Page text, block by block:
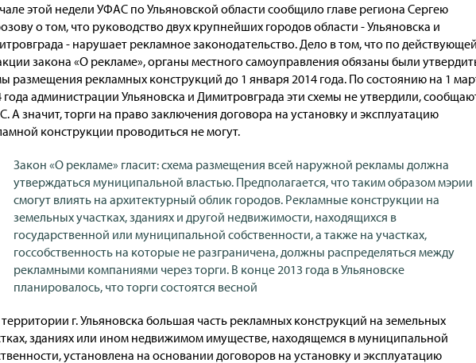
этой недели УФАС по Ульяновской области сообщило главе региона Сергею
о том, что руководство двух крупнейших городов области - Ульяновска и
- нарушает рекламное законодательство. Дело в том, что по
закона «О рекламе», органы местного самоуправления обязаны были
размещения рекламных конструкций до 1 января 2014 года. По состоянию на 1
года администрации Ульяновска и Димитровграда эти схемы не утвердили,
А значит, торги на право заключения договора на установку и эксплуатацию
конструкции проводиться не могут.
Закон «О рекламе» гласит: схема размещения всей наружной рекламы должна
утверждаться муниципальной властью. Предполагается, что таким образом мэрии
смогут влиять на архитектурный облик городов. Рекламные конструкции на
земельных участках, зданиях и другой недвижимости, находящихся в
государственной или муниципальной собственности, а также на участках,
госсобственность на которые не разграничена, должны распределяться между
рекламными компаниями через торги. В конце 2013 года в Ульяновске
планировалось, что торги состоятся весной
г. Ульяновска большая часть рекламных конструкций на земельных
зданиях или ином недвижимом имуществе, находящемся в муниципальной
установлена на основании договоров на установку и эксплуатацию